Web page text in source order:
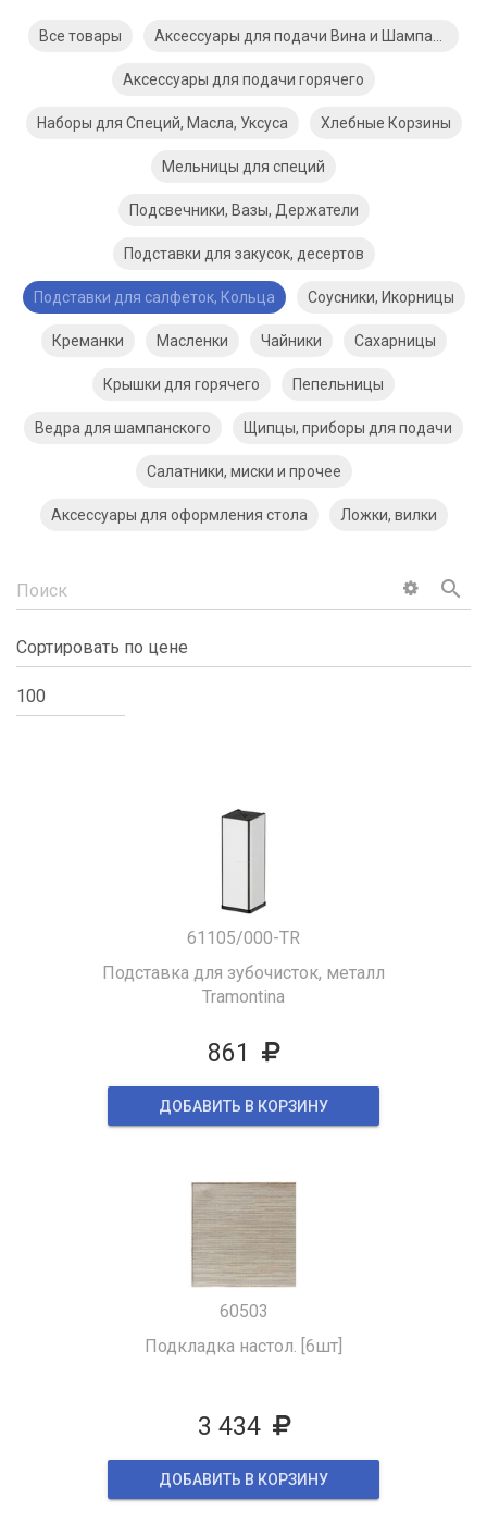
Все товары
Аксессуары для подачи горячего
Наборы для Специй, Масла, Уксуса Хлебные Корзины
Мельницы для специй
Подсвечники, Вазы, Держатели
Подставки для закусок, десертов
Подставки для салфеток, Кольца Соусники, Икорницы
Креманки Масленки Чайники Сахарницы
Крышки для горячего Пепельницы
Ведра для шампанского Щипцы, приборы для подачи
Салатники, миски и прочее
Аксессуары для оформления стола Ложки, вилки
search
61105/000-TR
Подставка для зубочисток, металл
Tramontina
861
ДОБАВИТЬ В КОРЗИНУ
60503
Подкладка настол. [6шт]
3 434
ДОБАВИТЬ В КОРЗИНУ